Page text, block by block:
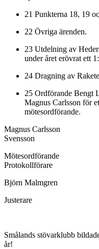
21 Punkterna 18, 19
22 Övriga ärenden.
23 Utdelning av
under året erövrat ett
24 Dragning av
25 Ordförande Bengt
Magnus Carlsson för
mötesordförande.
Magnus
Svensson
Protokollförare
Björn
Smålands stövarklubb
år!